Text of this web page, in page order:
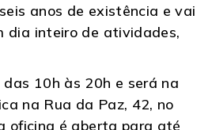
anos de existência e vai
dia inteiro de atividades,
10h às 20h e será na
na Rua da Paz, 42, no
oficina é aberta para até